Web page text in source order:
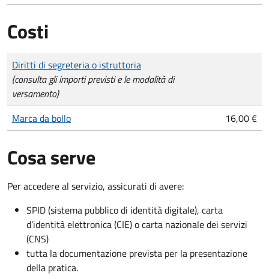
Costi
Tipo di pagamento
Importo
Diritti di segreteria o istruttoria
(consulta gli importi previsti e le modalità di
versamento)
Marca da bollo
16,00 €
Cosa serve
Per accedere al servizio, assicurati di avere:
SPID (sistema pubblico di identità digitale), carta
d’identità elettronica (CIE) o carta nazionale dei servizi
(CNS)
tutta la documentazione prevista per la presentazione
della pratica.